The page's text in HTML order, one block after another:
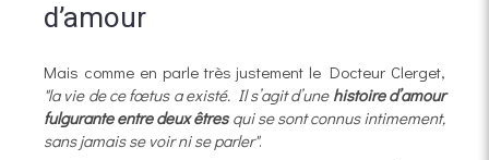
d’amour
Mais comme en parle très justement le Docteur Clerget,
"la vie de ce fœtus a existé. Il s’agit d’une histoire d’amour
fulgurante entre deux êtres qui se sont connus intimement,
sans jamais se voir ni se parler".